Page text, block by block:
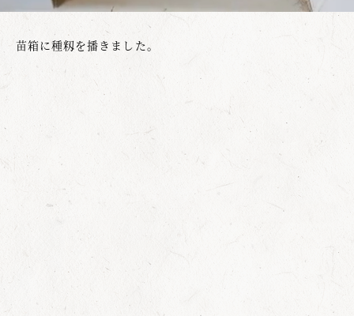
苗箱に種籾を播きました。